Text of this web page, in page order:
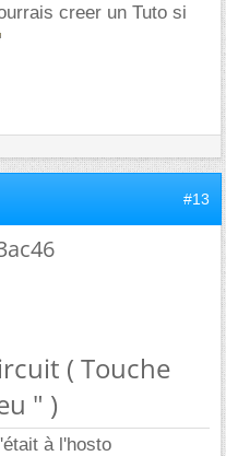
creer un Tuto si
#13
( Touche
" )
à l'hosto